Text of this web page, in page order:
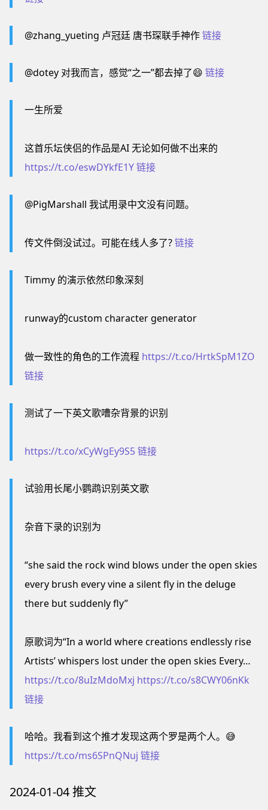
@zhang_yueting 卢冠廷 唐书琛联手神作链接
@dotey 对我而言，感觉“之一”都去掉了😄 链接
一生所爱
这首乐坛侠侣的作品是AI 无论如何做不出来的
https://t.co/eswDYkfE1Y链接
@PigMarshall 我试用录中文没有问题。
传文件倒没试过。可能在线人多了?链接
Timmy 的演示依然印象深刻
runway的custom character generator
做一致性的角色的工作流程 https://t.co/HrtkSpM1ZO
链接
测试了一下英文歌嘈杂背景的识别
https://t.co/xCyWgEy9S5链接
试验用长尾小鹦鹉识别英文歌
杂音下录的识别为
“she said the rock wind blows under the open skies
every brush every vine a silent fly in the deluge
there but suddenly fly”
原歌词为“In a world where creations endlessly rise
Artists’ whispers lost under the open skies Every…
https://t.co/8uIzMdoMxj https://t.co/s8CWY06nKk
链接
哈哈。我看到这个推才发现这两个罗是两个人。😅
https://t.co/ms6SPnQNuj 链接
2024-01-04 推文